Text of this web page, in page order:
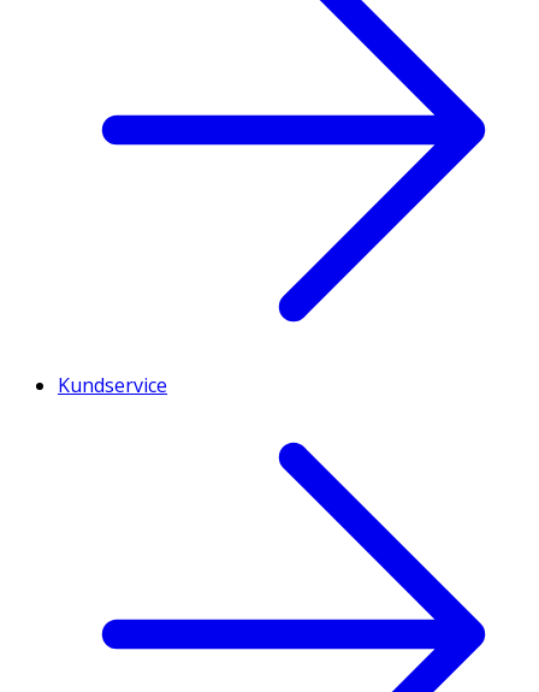
Kundservice